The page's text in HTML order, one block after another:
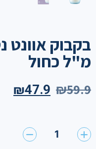
מ"ל כחול
₪59.9
₪47.9
1